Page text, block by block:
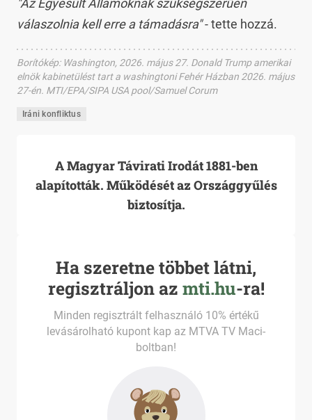
"Az Egyesült Államoknak szükségszerűen
válaszolnia kell erre a támadásra"- tette hozzá.
Borítókép: Washington, 2026. május 27. Donald Trump amerikai
elnök kabinetülést tart a washingtoni Fehér Házban 2026. május
27-én. MTI/EPA/SIPA USA pool/Samuel Corum
Iráni konfliktus
A Magyar Távirati Irodát 1881-ben
alapították. Működését az Országgyűlés
biztosítja.
Ha szeretne többet látni,
regisztráljon az mti.hu-ra!
Minden regisztrált felhasználó 10% értékű
levásárolható kupont kap az MTVA TV Maci-
boltban!